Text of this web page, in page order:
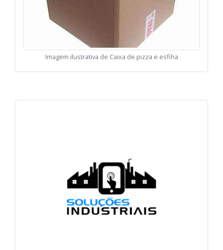
Imagem ilustrativa de Caixa de pizza e esfiha